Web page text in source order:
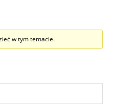
w tym temacie.